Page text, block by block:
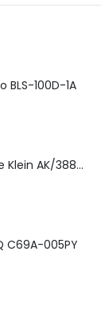
BLS-100D-1A
Часы Anne Klein AK/3882BKGB
C69A-005PY